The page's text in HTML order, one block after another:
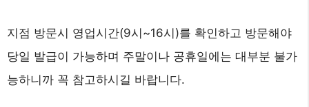
지점 방문시 영업시간(9시~16시)를 확인하고 방문해야
당일 발급이 가능하며 주말이나 공휴일에는 대부분 불가
능하니까 꼭 참고하시길 바랍니다.